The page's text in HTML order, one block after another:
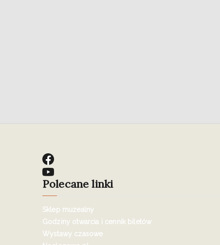
Polecane linki
Sklep muzealny
Godziny otwarcia i cennik biletów
Wystawy czasowe